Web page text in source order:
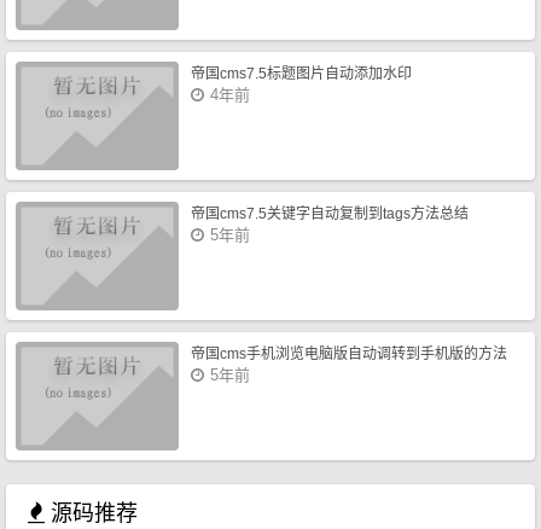
帝国cms7.5标题图片自动添加水印
4年前
帝国cms7.5关键字自动复制到tags方法总结
5年前
帝国cms手机浏览电脑版自动调转到手机版的方法
5年前
源码推荐